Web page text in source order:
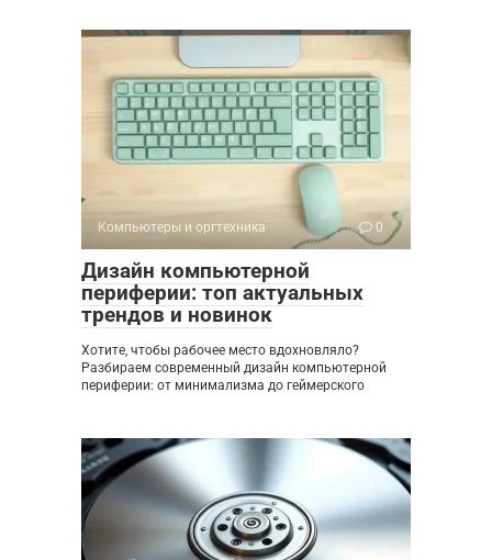
Компьютеры и оргтехника 0
Дизайн компьютерной
периферии: топ актуальных
трендов и новинок
Хотите, чтобы рабочее место вдохновляло?
Разбираем современный дизайн компьютерной
периферии: от минимализма до геймерского